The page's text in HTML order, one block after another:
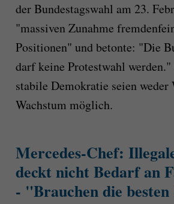
der Bundestagswahl am 23.
"massiven Zunahme
Positionen" und betonte: "Die
darf keine Protestwahl werden."
stabile Demokratie seien weder
Wachstum möglich.
Mercedes-Chef:
deckt nicht Bedarf an
- "Brauchen die